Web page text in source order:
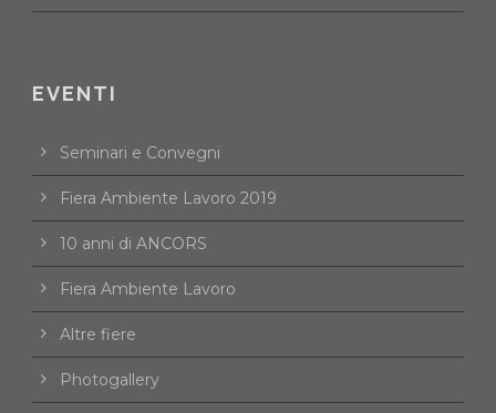
EVENTI
Seminari e Convegni
Fiera Ambiente Lavoro 2019
10 anni di ANCORS
Fiera Ambiente Lavoro
Altre fiere
Photogallery